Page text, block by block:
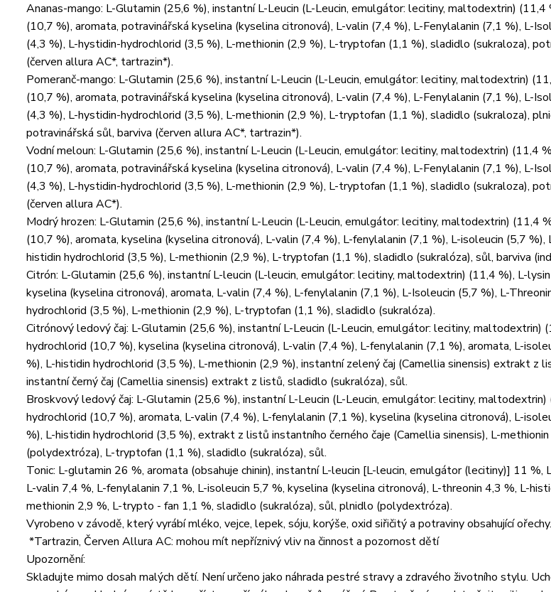
Ananas-mango: L-Glutamin (25,6 %), instantní L-Leucin (L-Leucin, emulgátor: lecitiny, maltodextrin) (11,4
(10,7 %), aromata, potravinářská kyselina (kyselina citronová), L-valin (7,4 %), L-Fenylalanin (7,1 %), L-
(4,3 %), L-hystidin-hydrochlorid (3,5 %), L-methionin (2,9 %), L-tryptofan (1,1 %), sladidlo (sukraloza),
(červen allura AC*, tartrazin*).
Pomeranč-mango: L-Glutamin (25,6 %), instantní L-Leucin (L-Leucin, emulgátor: lecitiny, maltodextrin)
(10,7 %), aromata, potravinářská kyselina (kyselina citronová), L-valin (7,4 %), L-Fenylalanin (7,1 %), L-
(4,3 %), L-hystidin-hydrochlorid (3,5 %), L-methionin (2,9 %), L-tryptofan (1,1 %), sladidlo (sukraloza),
potravinářská sůl, barviva (červen allura AC*, tartrazin*).
Vodní meloun: L-Glutamin (25,6 %), instantní L-Leucin (L-Leucin, emulgátor: lecitiny, maltodextrin) (11,4
(10,7 %), aromata, potravinářská kyselina (kyselina citronová), L-valin (7,4 %), L-Fenylalanin (7,1 %), L-
(4,3 %), L-hystidin-hydrochlorid (3,5 %), L-methionin (2,9 %), L-tryptofan (1,1 %), sladidlo (sukraloza),
(červen allura AC*).
Modrý hrozen: L-Glutamin (25,6 %), instantní L-Leucin (L-Leucin, emulgátor: lecitiny, maltodextrin) (11,4
(10,7 %), aromata, kyselina (kyselina citronová), L-valin (7,4 %), L-fenylalanin (7,1 %), L-isoleucin (5,7 %),
histidin hydrochlorid (3,5 %), L-methionin (2,9 %), L-tryptofan (1,1 %), sladidlo (sukralóza), sůl, barviva
Citrón: L-Glutamin (25,6 %), instantní L-leucin (L-leucin, emulgátor: lecitiny, maltodextrin) (11,4 %), L-
kyselina (kyselina citronová), aromata, L-valin (7,4 %), L-fenylalanin (7,1 %), L-Isoleucin (5,7 %), L-
hydrochlorid (3,5 %), L-methionin (2,9 %), L-tryptofan (1,1 %), sladidlo (sukralóza).
Citrónový ledový čaj: L-Glutamin (25,6 %), instantní L-Leucin (L-Leucin, emulgátor: lecitiny, maltodextrin)
hydrochlorid (10,7 %), kyselina (kyselina citronová), L-valin (7,4 %), L-fenylalanin (7,1 %), aromata, L-
%), L-histidin hydrochlorid (3,5 %), L-methionin (2,9 %), instantní zelený čaj (Camellia sinensis) extrakt z
instantní černý čaj (Camellia sinensis) extrakt z listů, sladidlo (sukralóza), sůl.
Broskvový ledový čaj: L-Glutamin (25,6 %), instantní L-Leucin (L-Leucin, emulgátor: lecitiny,
hydrochlorid (10,7 %), aromata, L-valin (7,4 %), L-fenylalanin (7,1 %), kyselina (kyselina citronová), L-
%), L-histidin hydrochlorid (3,5 %), extrakt z listů instantního černého čaje (Camellia sinensis), L-
(polydextróza), L-tryptofan (1,1 %), sladidlo (sukralóza), sůl.
Tonic: L-glutamin 26 %, aromata (obsahuje chinin), instantní L-leucin [L-leucin, emulgátor (lecitiny)] 11 %,
L-valin 7,4 %, L-fenylalanin 7,1 %, L-isoleucin 5,7 %, kyselina (kyselina citronová), L-threonin 4,3 %, L-
methionin 2,9 %, L-trypto - fan 1,1 %, sladidlo (sukralóza), sůl, plnidlo (polydextróza).
Vyrobeno v závodě, který vyrábí mléko, vejce, lepek, sóju, korýše, oxid siřičitý a potraviny obsahující ořechy.
*Tartrazin, Červen Allura AC: mohou mít nepříznivý vliv na činnost a pozornost dětí
Upozornění:
Skladujte mimo dosah malých dětí. Není určeno jako náhrada pestré stravy a zdravého životního stylu.